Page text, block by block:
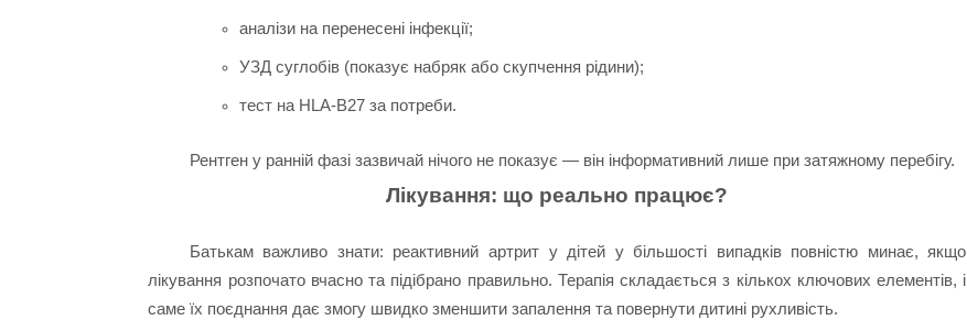
аналізи на перенесені інфекції;
УЗД суглобів (показує набряк або скупчення рідини);
тест на HLA-B27 за потреби.
Рентген у ранній фазі зазвичай нічого не показує — він інформативний лише при затяжному перебігу.
Лікування: що реально працює?
Батькам важливо знати: реактивний артрит у дітей у більшості випадків повністю минає, якщо
лікування розпочато вчасно та підібрано правильно. Терапія складається з кількох ключових елементів, і
саме їх поєднання дає змогу швидко зменшити запалення та повернути дитині рухливість.